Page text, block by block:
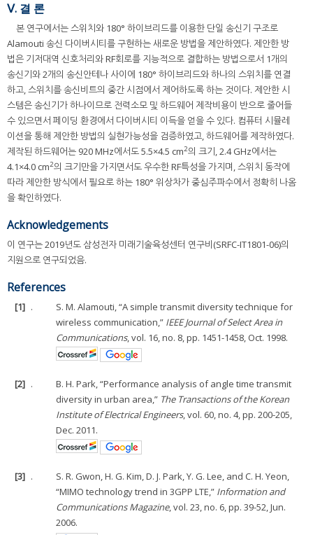
Ⅴ. 결 론
본 연구에서는 스위치와 180° 하이브리드를 이용한 단일 송신기 구조로
Alamouti 송신 다이버시티를 구현하는 새로운 방법을 제안하였다. 제안한 방
법은 기저대역 신호처리와 RF회로를 지능적으로 결합하는 방법으로서 1개의
송신기와 2개의 송신안테나 사이에 180° 하이브리드와 하나의 스위치를 연결
하고, 스위치를 송신비트의 중간 시점에서 제어하도록 하는 것이다. 제안한 시
스템은 송신기가 하나이므로 전력소모 및 하드웨어 제작비용이 반으로 줄어들
수 있으면서 페이딩 환경에서 다이버시티 이득을 얻을 수 있다. 컴퓨터 시뮬레
이션을 통해 제안한 방법의 실현가능성을 검증하였고, 하드웨어를 제작하였다.
제작된 하드웨어는 920 MHz에서도 5.5×4.5 cm2의 크기, 2.4 GHz에서는
4.1×4.0 cm2의 크기만을 가지면서도 우수한 RF특성을 가지며, 스위치 동작에
따라 제안한 방식에서 필요로 하는 180° 위상차가 중심주파수에서 정확히 나옴
을 확인하였다.
Acknowledgements
이 연구는 2019년도 삼성전자 미래기술육성센터 연구비(SRFC-IT1801-06)의
지원으로 연구되었음.
References
[1] .
S. M. Alamouti, “A simple transmit diversity technique for
wireless communication,” IEEE Journal of Select Area in
Communications, vol. 16, no. 8, pp. 1451-1458, Oct. 1998.
[2] .
B. H. Park, “Performance analysis of angle time transmit
diversity in urban area,” The Transactions of the Korean
Institute of Electrical Engineers, vol. 60, no. 4, pp. 200-205,
Dec. 2011.
[3] .
S. R. Gwon, H. G. Kim, D. J. Park, Y. G. Lee, and C. H. Yeon,
“MIMO technology trend in 3GPP LTE,” Information and
Communications Magazine, vol. 23, no. 6, pp. 39-52, Jun.
2006.